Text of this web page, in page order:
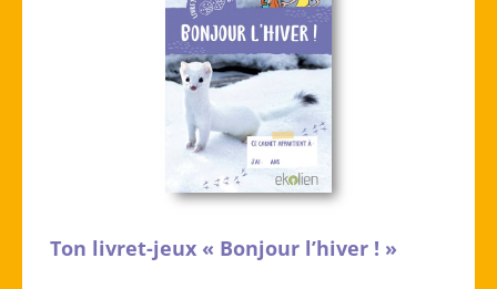
Ton livret-jeux « Bonjour l’hiver ! »